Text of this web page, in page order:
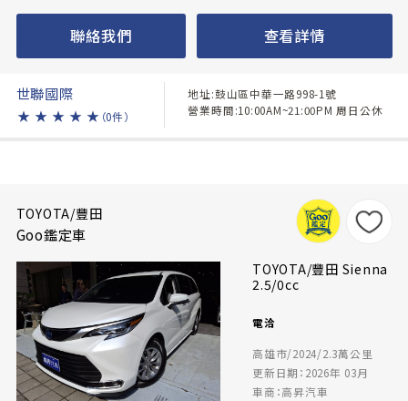
聯絡我們 查看詳情
世聯國際
★ ★ ★ ★ ★ （0件）
地址:鼓山區中華一路998-1號
營業時間:10:00AM~21:00PM 周日公休
TOYOTA/豐田
Goo鑑定車
TOYOTA/豐田 Sienna
2.5/0cc
電洽
高雄市/2024/2.3萬公里
更新日期：2026年 03月
車商：高昇汽車